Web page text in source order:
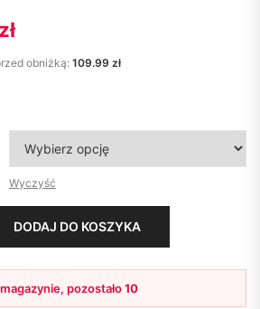
cena wynosiła:
złAktualna cena wynosi:
obniżką: 109.99 zł
Wyczyść
DODAJ DO KOSZYKA
pozostało10